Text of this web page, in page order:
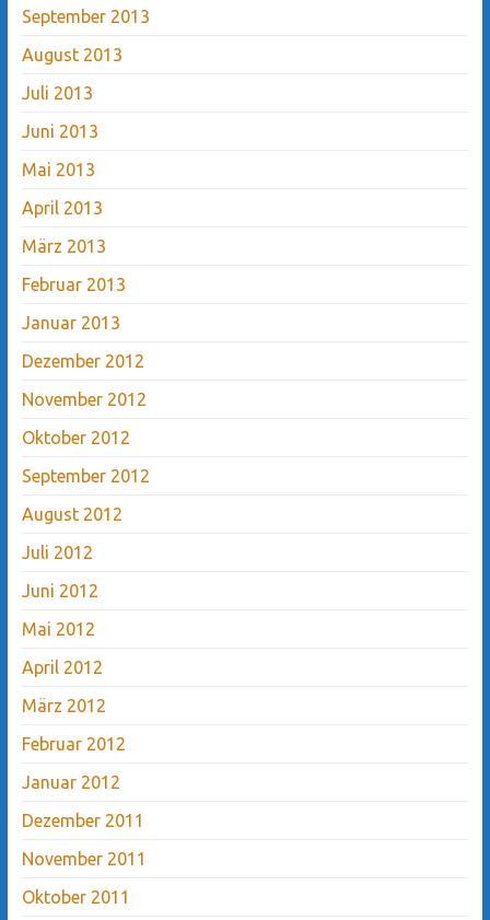
September 2013
August 2013
Juli 2013
Juni 2013
Mai 2013
April 2013
März 2013
Februar 2013
Januar 2013
Dezember 2012
November 2012
Oktober 2012
September 2012
August 2012
Juli 2012
Juni 2012
Mai 2012
April 2012
März 2012
Februar 2012
Januar 2012
Dezember 2011
November 2011
Oktober 2011